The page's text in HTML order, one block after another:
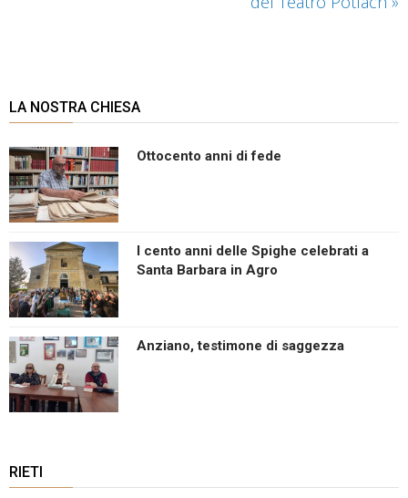
LA NOSTRA CHIESA
Ottocento anni di fede
I cento anni delle Spighe celebrati a
Santa Barbara in Agro
Anziano, testimone di saggezza
RIETI